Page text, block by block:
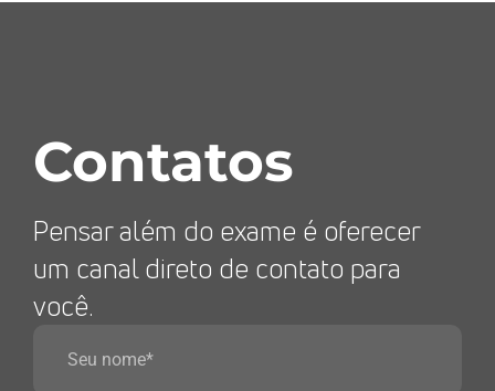
Contatos
Pensar além do exame é oferecer
um canal direto de contato para
você.